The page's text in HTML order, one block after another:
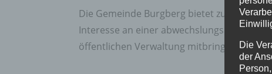
Die Gemeinde Burgberg bietet zum
Interesse an einer abwechslungsreichen
öffentlichen Verwaltung mitbringst, freuen
Die
der